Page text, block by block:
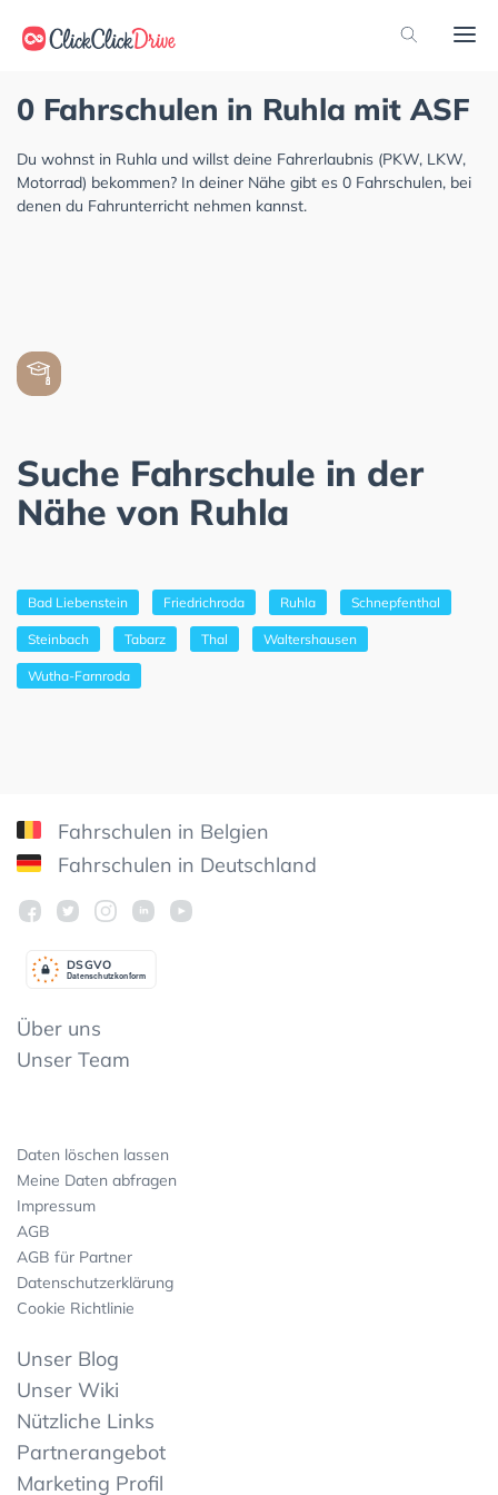
0 Fahrschulen in Ruhla mit ASF
Du wohnst in Ruhla und willst deine Fahrerlaubnis (PKW, LKW,
Motorrad) bekommen? In deiner Nähe gibt es 0 Fahrschulen, bei
denen du Fahrunterricht nehmen kannst.
Suche Fahrschule in der
Nähe von Ruhla
Bad Liebenstein Friedrichroda Ruhla Schnepfenthal
Steinbach Tabarz Thal Waltershausen
Wutha-Farnroda
Fahrschulen in Belgien
Fahrschulen in Deutschland
Datenschutzkonform
DSGVO
Über uns
Unser Team
Daten löschen lassen
Meine Daten abfragen
Impressum
AGB
AGB für Partner
Datenschutzerklärung
Cookie Richtlinie
Unser Blog
Unser Wiki
Nützliche Links
Partnerangebot
Marketing Profil